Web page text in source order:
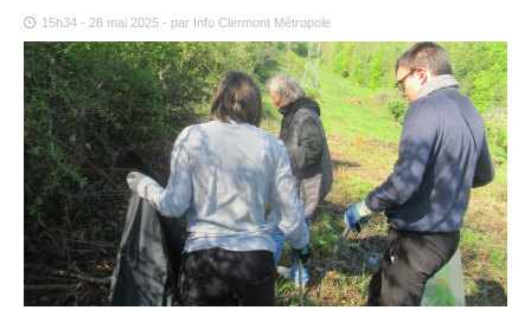
15h34 - 28 mai 2025 - par Info Clermont Métropole